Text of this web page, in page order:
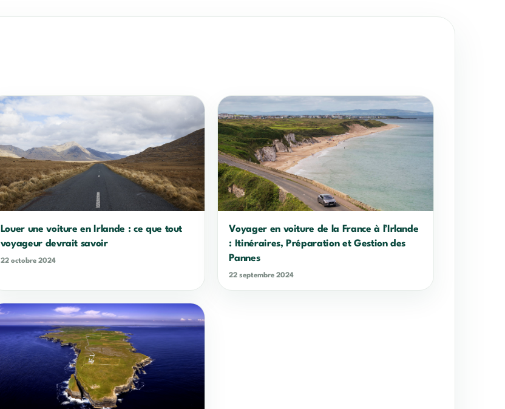
Louer une voiture en Irlande : ce que tout
voyageur devrait savoir
22 octobre 2024
Voyager en voiture de la France à l’Irlande
: Itinéraires, Préparation et Gestion des
Pannes
22 septembre 2024